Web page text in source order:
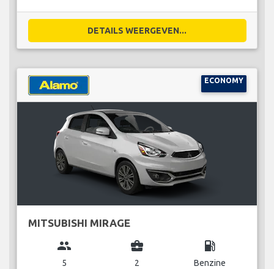
DETAILS WEERGEVEN...
ECONOMY
MITSUBISHI MIRAGE
group
5
business_center
2
local_gas_station
Benzine